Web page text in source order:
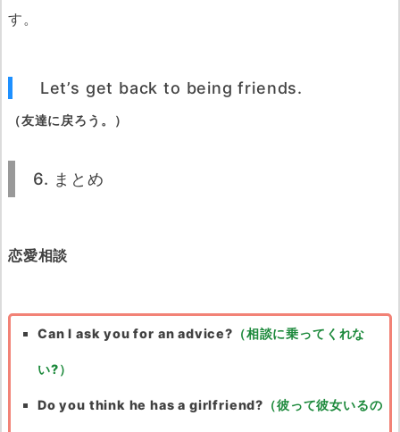
す。
Let’s get back to being friends.
（友達に戻ろう。）
6. まとめ
恋愛相談
Can I ask you for an advice? （相談に乗ってくれな
い?）
Do you think he has a girlfriend? （彼って彼女いるの